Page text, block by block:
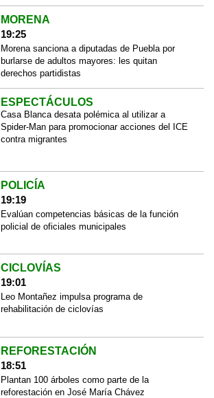
MORENA
19:25
Morena sanciona a diputadas de Puebla por
burlarse de adultos mayores: les quitan
derechos partidistas
ESPECTÁCULOS
Casa Blanca desata polémica al utilizar a
Spider-Man para promocionar acciones del ICE
contra migrantes
POLICÍA
19:19
Evalúan competencias básicas de la función
policial de oficiales municipales
CICLOVÍAS
19:01
Leo Montañez impulsa programa de
rehabilitación de ciclovías
REFORESTACIÓN
18:51
Plantan 100 árboles como parte de la
reforestación en José María Chávez